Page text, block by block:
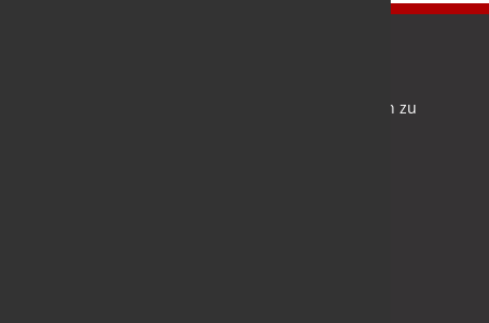
Bleiben Sie auf dem Laufenden und melden Sie sich zu